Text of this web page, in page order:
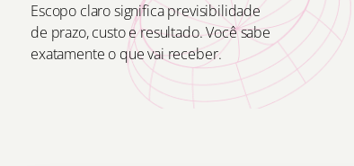
Escopo claro significa previsibilidade
de prazo, custo e resultado. Você sabe
exatamente o que vai receber.